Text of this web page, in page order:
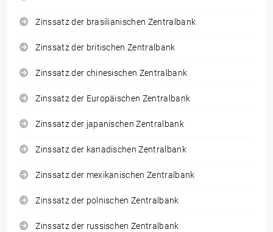
Zinssatz der brasilianischen Zentralbank
Zinssatz der britischen Zentralbank
Zinssatz der chinesischen Zentralbank
Zinssatz der Europäischen Zentralbank
Zinssatz der japanischen Zentralbank
Zinssatz der kanadischen Zentralbank
Zinssatz der mexikanischen Zentralbank
Zinssatz der polnischen Zentralbank
Zinssatz der russischen Zentralbank